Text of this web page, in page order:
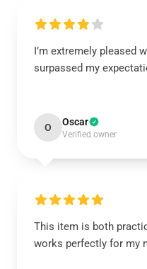
I’m extremely pleased
surpassed my
O Oscar
Verified owner
This item is both
works perfectly for my